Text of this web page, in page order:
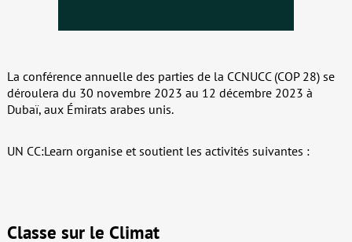
La conférence annuelle des parties de la CCNUCC (COP 28) se
déroulera du 30 novembre 2023 au 12 décembre 2023 à
Dubaï, aux Émirats arabes unis.
UN CC:Learn organise et soutient les activités suivantes :
Classe sur le Climat